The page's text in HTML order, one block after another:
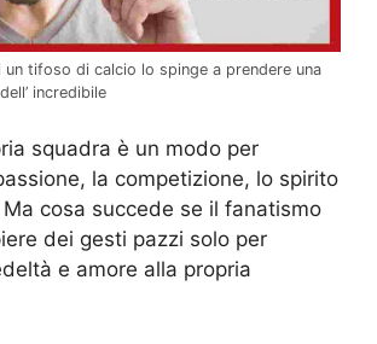
un tifoso di calcio lo spinge a prendere una
incredibile
squadra è un modo per
la competizione, lo spirito
cosa succede se il fanatismo
dei gesti pazzi solo per
e amore alla propria